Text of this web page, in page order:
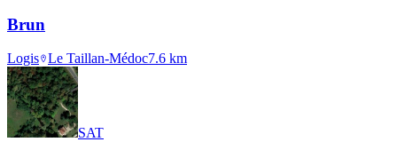
Brun
Logis Le Taillan-Médoc7.6 km
SAT